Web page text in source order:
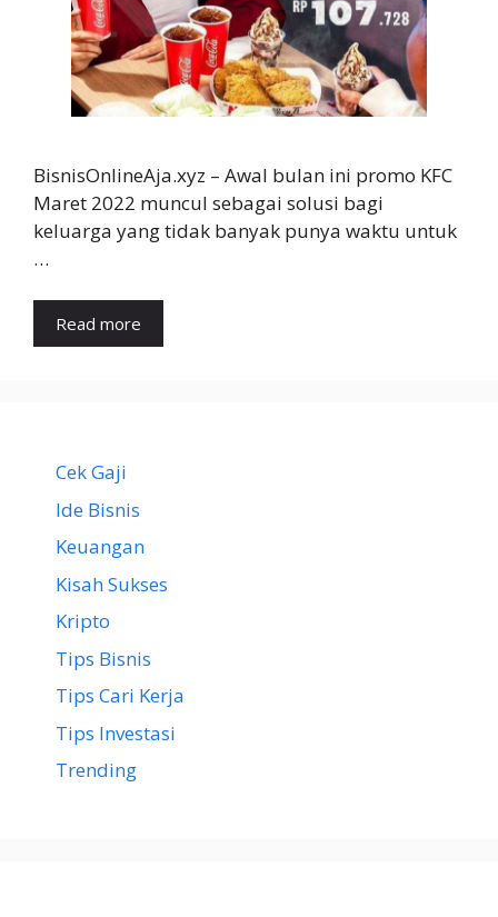
BisnisOnlineAja.xyz – Awal bulan ini promo KFC
Maret 2022 muncul sebagai solusi bagi
keluarga yang tidak banyak punya waktu untuk
…
Read more
Cek Gaji
Ide Bisnis
Keuangan
Kisah Sukses
Kripto
Tips Bisnis
Tips Cari Kerja
Tips Investasi
Trending